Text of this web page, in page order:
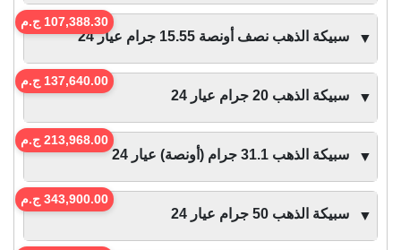
▼ سبيكة الذهب نصف أونصة 15.55 جرام عيار 24
107,388.30 ج.م
▼ سبيكة الذهب 20 جرام عيار 24
137,640.00 ج.م
▼ سبيكة الذهب 31.1 جرام (أونصة) عيار 24
213,968.00 ج.م
▼ سبيكة الذهب 50 جرام عيار 24
343,900.00 ج.م